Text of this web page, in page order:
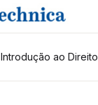
Introdução ao Direito